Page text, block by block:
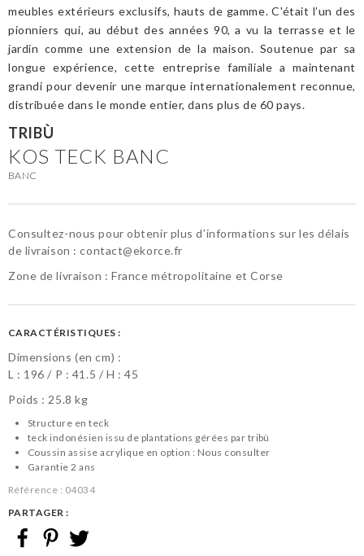
meubles extérieurs exclusifs, hauts de gamme. C'était l’un des
pionniers qui, au début des années 90, a vu la terrasse et le
jardin comme une extension de la maison. Soutenue par sa
longue expérience, cette entreprise familiale a maintenant
grandi pour devenir une marque internationalement reconnue,
distribuée dans le monde entier, dans plus de 60 pays.
KOS TECK BANC
TRIBÙ
BANC
Consultez-nous pour obtenir plus d’informations sur les délais
de livraison :contact@ekorce.fr
Zone de livraison : France métropolitaine et Corse
CARACTÉRISTIQUES :
Dimensions (en cm) :
L : 196 P : 41.5 H :45
Poids : 25.8 kg
Structure en teck
teck indonésien issu de plantations gérées par tribù
Coussin assise acrylique en option : Nous consulter
Garantie 2 ans
Référence : 04034
PARTAGER :